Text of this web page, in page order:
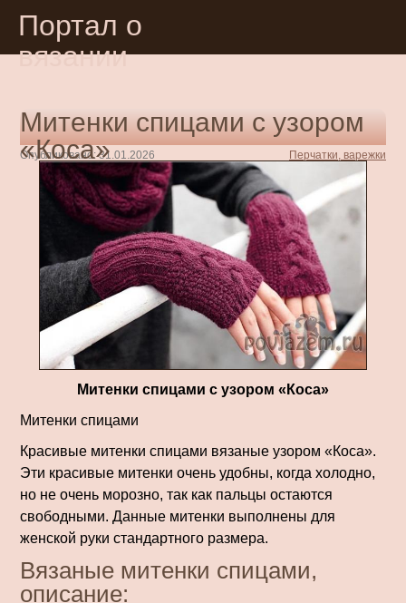
Портал о
вязании
Митенки спицами с узором
«Коса»
Опубликовано: 31.01.2026 Перчатки, варежки
Митенки спицами с узором «Коса»
Митенки спицами
Красивые митенки спицами вязаные узором «Коса».
Эти красивые митенки очень удобны, когда холодно,
но не очень морозно, так как пальцы остаются
свободными. Данные митенки выполнены для
женской руки стандартного размера.
Вязаные митенки спицами,
описание: